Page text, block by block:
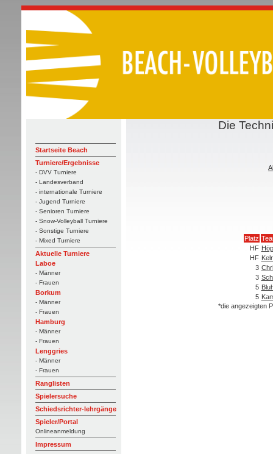
Startseite Beach
Turniere/Ergebnisse
- DVV Turniere
- Landesverband
- internationale Turniere
- Jugend Turniere
- Senioren Turniere
- Snow-Volleyball Turniere
- Sonstige Turniere
- Mixed Turniere
Aktuelle Turniere
Laboe
- Männer
- Frauen
Borkum
- Männer
- Frauen
Hamburg
- Männer
- Frauen
Lenggries
- Männer
- Frauen
Ranglisten
Spielersuche
Schiedsrichter-lehrgänge
Spieler/Portal
Onlineanmeldung
Impressum
Die
Platz
HF
HF
3
3
5
5
*die angezeigten